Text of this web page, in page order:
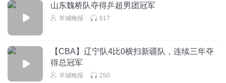
山东魏桥队夺得乒超男团冠军
羊城晚报 617
【CBA】辽宁队4比0横扫新疆队，连续三年夺
得总冠军
羊城晚报 250